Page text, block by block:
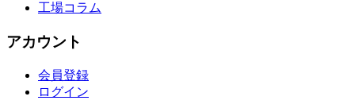
工場コラム
アカウント
会員登録
ログイン